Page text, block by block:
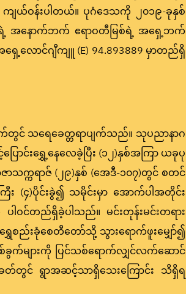
ကျယ်ဝန်းပါတယ်။ ပုဂံဒေသကို ၂၀၁၉-ခုနှစ်
မြို့ရဲ့ အနောက်ဘက် ဧရာဝတီမြစ်ရဲ့ အရှေ့ဘက်
ေ့လောင်ဂျီကျူ (E) 94.893889 မှာတည်ရှိ
တွင် သရေခေတ္တရာပျက်သည်။ သုပညာနာဂ
ာင်းရွှေ့နေလေခဲ့ပြီး (၁၂)နှစ်အကြာ ယခုပု
ာသက္ကရာဇ် (၂၉)နှစ် (အေဒီ-၁၀၇)တွင် စတင်
(၄)ပိုင်းခွဲ၍ သမိုင်းမှာ အောက်ပါအတိုင်း
ဝင်တည်ရှိခဲ့ပါသည်။ မင်းတုန်းမင်းတရား
စည်းခုံစေတီတော်သို့ သွားရောက်ဖူးမျှော်၍
ခွက်များကို ပြင်သစ်ရောက်လျှင်လက်ဆောင်
တွင် ရွာအဆင့်သာရှိသေးကြောင်း သိရှိရ